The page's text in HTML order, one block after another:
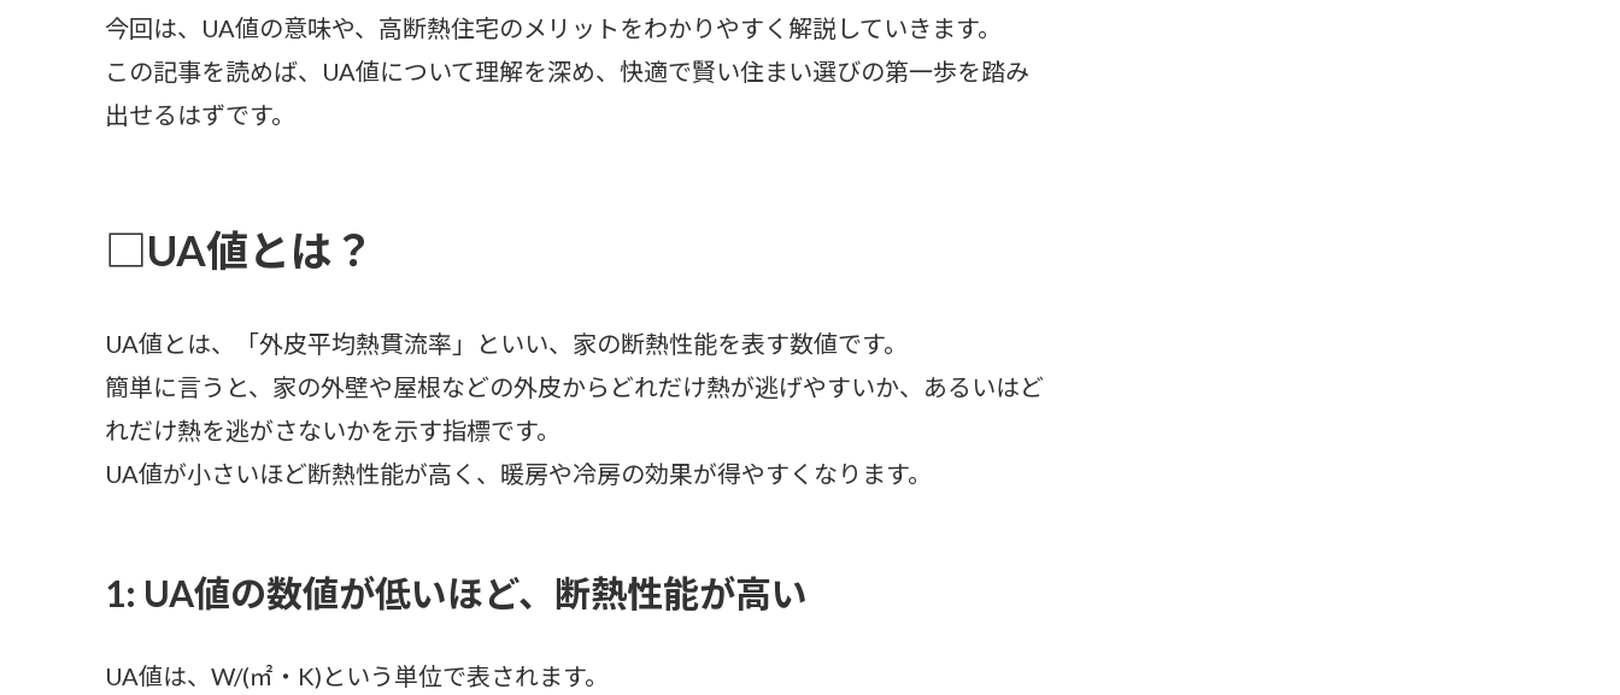
今回は、UA値の意味や、高断熱住宅のメリットをわかりやすく解説していきます。
この記事を読めば、UA値について理解を深め、快適で賢い住まい選びの第一歩を踏み
出せるはずです。
□UA値とは？
UA値とは、「外皮平均熱貫流率」といい、家の断熱性能を表す数値です。
簡単に言うと、家の外壁や屋根などの外皮からどれだけ熱が逃げやすいか、あるいはど
れだけ熱を逃がさないかを示す指標です。
UA値が小さいほど断熱性能が高く、暖房や冷房の効果が得やすくなります。
1: UA値の数値が低いほど、断熱性能が高い
UA値は、W/(㎡・K)という単位で表されます。